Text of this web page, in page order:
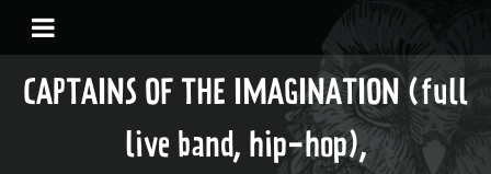
CAPTAINS OF THE IMAGINATION (full
live band, hip-hop),